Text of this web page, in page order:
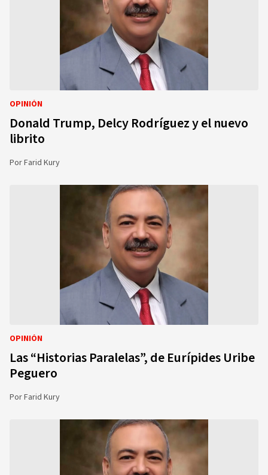
OPINIÓN
Donald Trump, Delcy Rodríguez y el nuevo
librito
PorFarid Kury
OPINIÓN
Las “Historias Paralelas”, de Eurípides Uribe
Peguero
PorFarid Kury